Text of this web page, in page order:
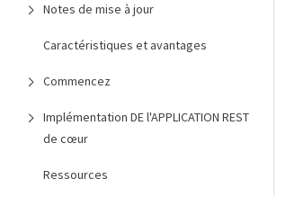
Notes de mise à jour
Caractéristiques et avantages
Commencez
Implémentation DE l'APPLICATION REST
de cœur
Ressources